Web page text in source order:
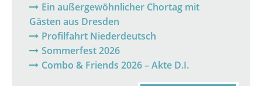
Ein außergewöhnlicher Chortag mit
Gästen aus Dresden
Profilfahrt Niederdeutsch
Sommerfest 2026
Combo & Friends 2026 – Akte D.I.